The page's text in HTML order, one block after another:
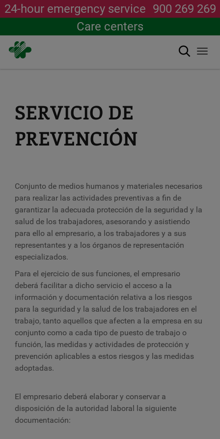
24-hour emergency service 900 269 269
Care centers
Search
SERVICIO DE
PREVENCIÓN
Conjunto de medios humanos y materiales necesarios
para realizar las actividades preventivas a fin de
garantizar la adecuada protección de la seguridad y la
salud de los trabajadores, asesorando y asistiendo
para ello al empresario, a los trabajadores y a sus
representantes y a los órganos de representación
especializados.
Para el ejercicio de sus funciones, el empresario
deberá facilitar a dicho servicio el acceso a la
información y documentación relativa a los riesgos
para la seguridad y la salud de los trabajadores en el
trabajo, tanto aquellos que afecten a la empresa en su
conjunto como a cada tipo de puesto de trabajo o
función, las medidas y actividades de protección y
prevención aplicables a estos riesgos y las medidas
adoptadas.
El empresario deberá elaborar y conservar a
disposición de la autoridad laboral la siguiente
documentación: